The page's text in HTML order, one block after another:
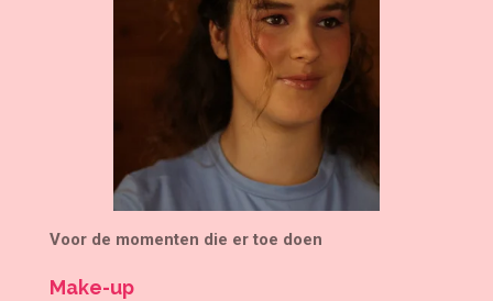
Voor de momenten die er toe doen
Make-up